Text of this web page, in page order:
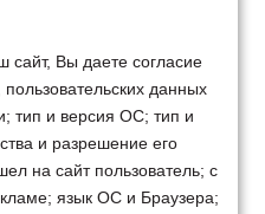
сайт, Вы даете согласие
данных
тип и версия ОС; тип и
и разрешение его
на сайт пользователь; с
язык ОС и Браузера;